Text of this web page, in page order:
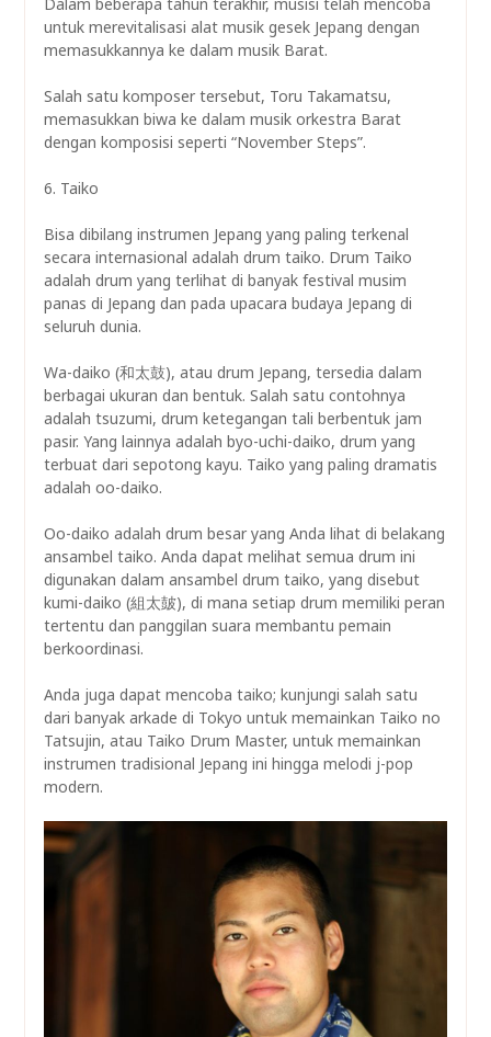
untuk merevitalisasi alat musik gesek Jepang dengan
memasukkannya ke dalam musik Barat.
Salah satu komposer tersebut, Toru Takamatsu,
memasukkan biwa ke dalam musik orkestra Barat
dengan komposisi seperti “November Steps”.
6. Taiko
Bisa dibilang instrumen Jepang yang paling terkenal
secara internasional adalah drum taiko. Drum Taiko
adalah drum yang terlihat di banyak festival musim
panas di Jepang dan pada upacara budaya Jepang di
seluruh dunia.
Wa-daiko (和太鼓), atau drum Jepang, tersedia dalam
berbagai ukuran dan bentuk. Salah satu contohnya
adalah tsuzumi, drum ketegangan tali berbentuk jam
pasir. Yang lainnya adalah byo-uchi-daiko, drum yang
terbuat dari sepotong kayu. Taiko yang paling dramatis
adalah oo-daiko.
Oo-daiko adalah drum besar yang Anda lihat di belakang
ansambel taiko. Anda dapat melihat semua drum ini
digunakan dalam ansambel drum taiko, yang disebut
kumi-daiko (組太皷), di mana setiap drum memiliki peran
tertentu dan panggilan suara membantu pemain
berkoordinasi.
Anda juga dapat mencoba taiko; kunjungi salah satu
dari banyak arkade di Tokyo untuk memainkan Taiko no
Tatsujin, atau Taiko Drum Master, untuk memainkan
instrumen tradisional Jepang ini hingga melodi j-pop
modern.